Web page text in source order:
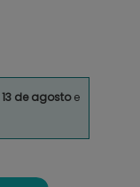
13 de agostoe